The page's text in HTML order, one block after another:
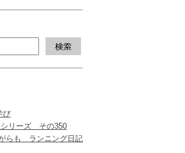
び
シリーズ その350
らも ランニング日記